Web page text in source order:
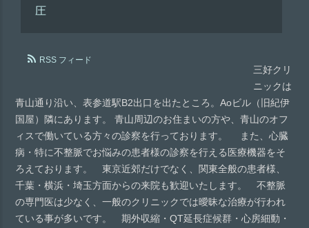
圧
RSS フィード
三好クリ
ニックは
青山通り沿い、表参道駅B2出口を出たところ。Aoビル（旧紀伊
国屋）隣にあります。 青山周辺のお住まいの方や、青山のオフ
ィスで働いている方々の診察を行っております。 また、心臓
病・特に不整脈でお悩みの患者様の診察を行える医療機器をそ
ろえております。 東京近郊だけでなく、関東全般の患者様、
千葉・横浜・埼玉方面からの来院も歓迎いたします。 不整脈
の専門医は少なく、一般のクリニックでは曖昧な治療が行われ
ている事が多いです。 期外収縮・QT延長症候群・心房細動・